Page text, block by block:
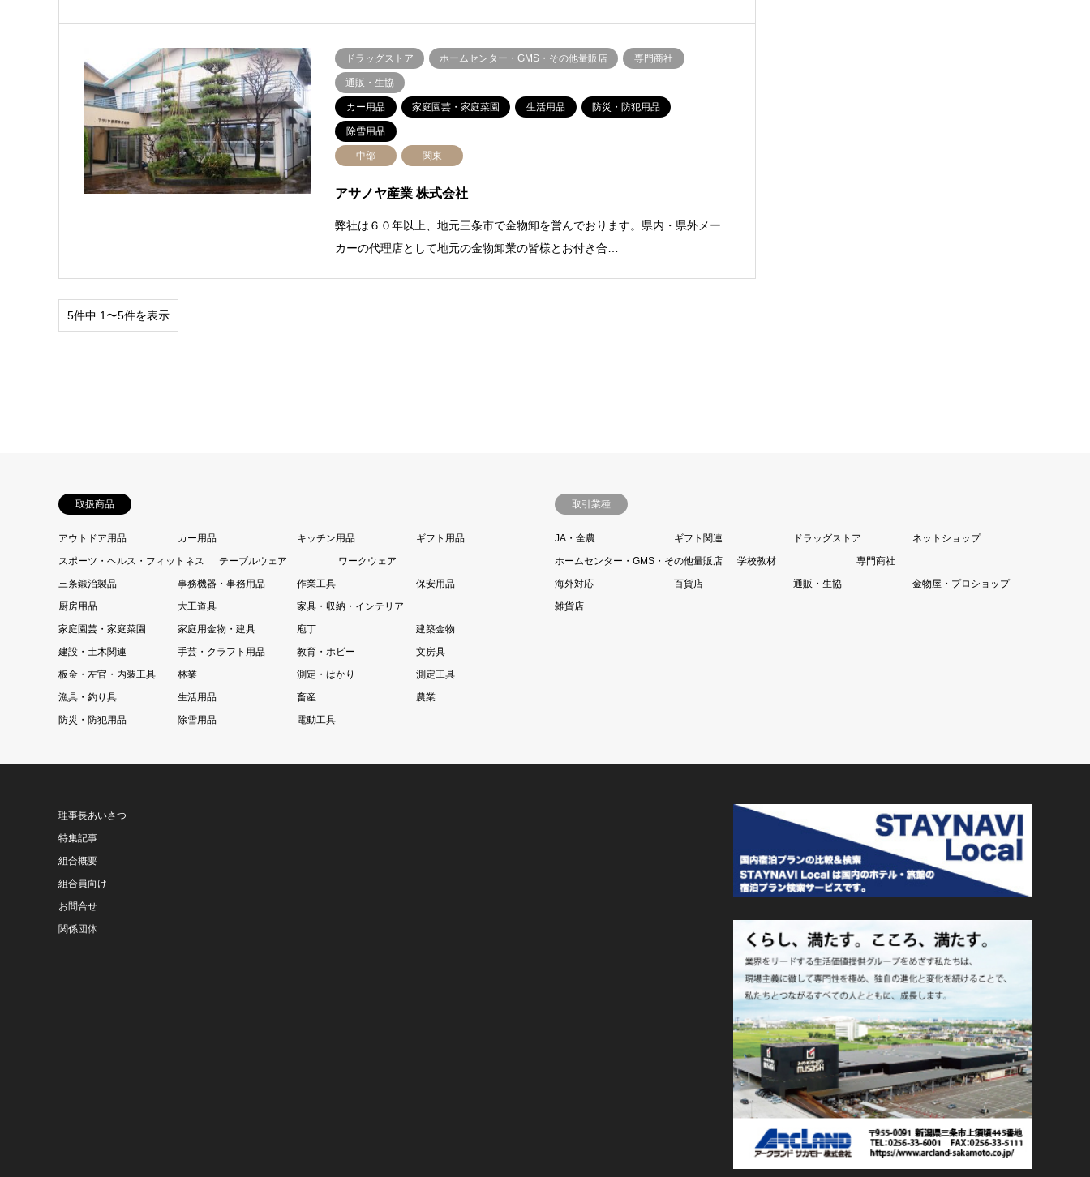
ドラッグストア ホームセンター・GMS・その他量販店 専門商社
通販・生協
カー用品 家庭園芸・家庭菜園 生活用品 防災・防犯用品
除雪用品
中部 関東
アサノヤ産業 株式会社
弊社は６０年以上、地元三条市で金物卸を営んでおります。県内・県外メー
カーの代理店として地元の金物卸業の皆様とお付き合…
5件中 1〜5件を表示
取扱商品
アウトドア用品 カー用品 キッチン用品
ギフト用品
スポーツ・ヘルス・フィットネス
テーブルウェア
ワークウェア
三条鍛治製品
事務機器・事務用品 作業工具
保安用品
厨房用品
大工道具
家具・収納・インテリア
家庭園芸・家庭菜園
家庭用金物・建具 庖丁
建築金物
建設・土木関連
手芸・クラフト用品 教育・ホビー
文房具
板金・左官・内装工具
林業 測定・はかり
測定工具
漁具・釣り具
生活用品 畜産
農業
防災・防犯用品
除雪用品 電動工具
取引業種
JA・全農 ギフト関連 ドラッグストア
ネットショップ
ホームセンター・GMS・その他量販店
学校教材
専門商社
海外対応
百貨店 通販・生協
金物屋・プロショップ
雑貨店
理事長あいさつ
特集記事
組合概要
組合員向け
お問合せ
関係団体